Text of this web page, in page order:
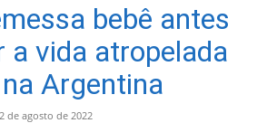
bebê antes
a vida atropelada
Argentina
de agosto de 2022